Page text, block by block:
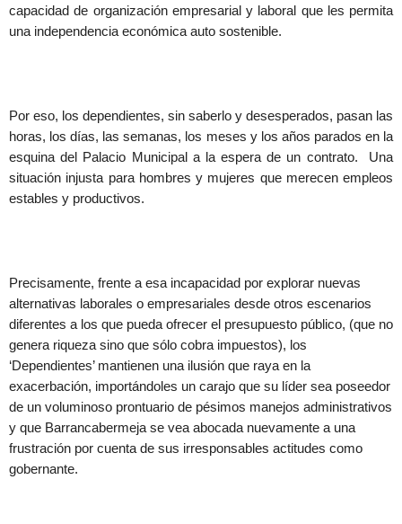
capacidad de organización empresarial y laboral que les permita
una independencia económica auto sostenible.
Por eso, los dependientes, sin saberlo y desesperados, pasan las
horas, los días, las semanas, los meses y los años parados en la
esquina del Palacio Municipal a la espera de un contrato. Una
situación injusta para hombres y mujeres que merecen empleos
estables y productivos.
Precisamente, frente a esa incapacidad por explorar nuevas
alternativas laborales o empresariales desde otros escenarios
diferentes a los que pueda ofrecer el presupuesto público, (que no
genera riqueza sino que sólo cobra impuestos), los
‘Dependientes’ mantienen una ilusión que raya en la
exacerbación, importándoles un carajo que su líder sea poseedor
de un voluminoso prontuario de pésimos manejos administrativos
y que Barrancabermeja se vea abocada nuevamente a una
frustración por cuenta de sus irresponsables actitudes como
gobernante.